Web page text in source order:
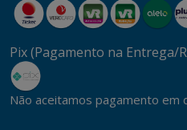
Pix (Pagamento na Entrega/
Não aceitamos pagamento em